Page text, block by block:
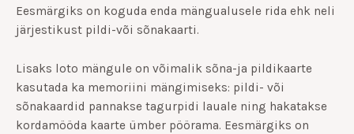
Eesmärgiks on koguda enda mängualusele rida ehk neli
järjestikust pildi-või sõnakaarti.
Lisaks loto mängule on võimalik sõna-ja pildikaarte
kasutada ka memoriini mängimiseks: pildi- või
sõnakaardid pannakse tagurpidi lauale ning hakatakse
kordamööda kaarte ümber pöörama. Eesmärgiks on